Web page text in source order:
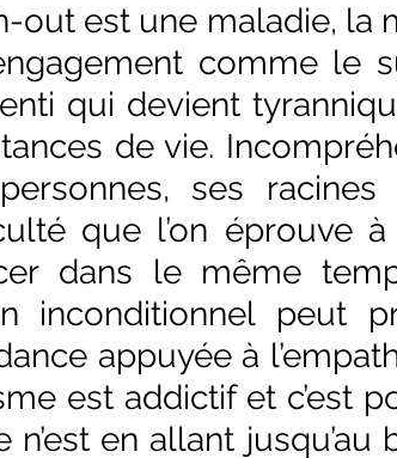
out est une maladie, la
comme le
qui devient
de vie.
ses racines
que l’on éprouve
dans le même
inconditionnel peut
appuyée à
est addictif et c’est
en allant jusqu’au